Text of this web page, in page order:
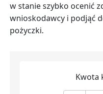
w stanie szybko ocenić
wnioskodawcy i podjąć
pożyczki.
Kwota